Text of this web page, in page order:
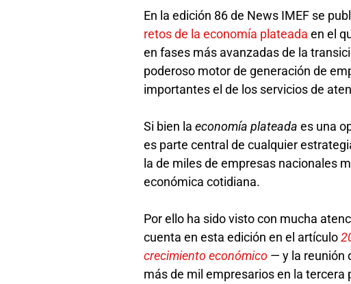
En la edición 86 de News IMEF se
retos de la economía plateadaen el
en fases más avanzadas de la
poderoso motor de generación de
importantes el de los servicios de
Si bien laeconomía plateadaes una
es parte central de cualquier
la de miles de empresas nacionales
económica cotidiana.
Por ello ha sido visto con mucha
cuenta en esta edición en el artículo
crecimiento económico — y la reunión
más de mil empresarios en la tercera